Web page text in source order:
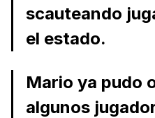
scauteando
el estado.
Mario ya pudo
algunos